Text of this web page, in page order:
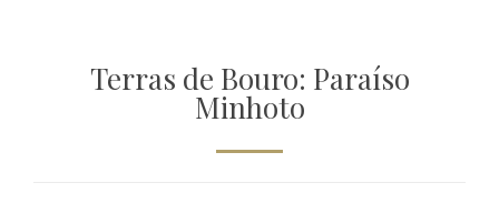
Terras de Bouro: Paraíso
Minhoto